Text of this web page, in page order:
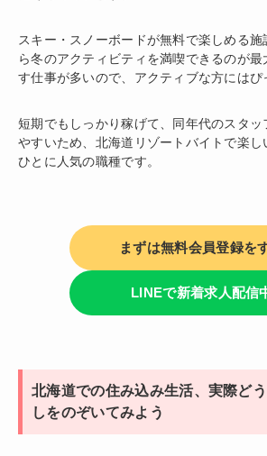
スキー・スノーボードが無料で楽しめる
ら冬のアクティビティを満喫できるのが
す仕事が多いので、アクティブな方にはぴ
短期でもしっかり稼げて、同年代のスタ
やすいため、北海道リゾートバイトで楽
ひとに人気の職種です。
まずは無料会員登録を
LINEで新着求人配信
北海道での住み込み生活、実際ど
しをのぞいてみよう